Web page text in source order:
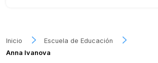
Coordinación de Formación Transversal
Inicio
Escuela de Educación
Anna Ivanova